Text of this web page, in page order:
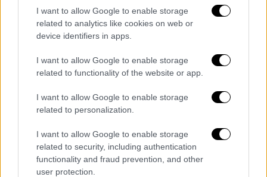
I want to allow Google to enable storage
related to analytics like cookies on web or
device identifiers in apps.
I want to allow Google to enable storage
related to functionality of the website or app.
I want to allow Google to enable storage
related to personalization.
I want to allow Google to enable storage
related to security, including authentication
functionality and fraud prevention, and other
user protection.
παρέχει πλείστα παραδείγματα, από
πολέμους εξαιτίας προσβλητικών ενεργειών
προς τον πατέρα κάποιου, μέχρι μια
εκδικητική επιδρομή όταν ένας πρίγκιπας
σκοτώθηκε ενώ πήγαινε να παντρευτεί μια
ξένη πριγκίπισσα. Όταν ο Όμηρος απέδωσε
την αιτία του Τρωικού Πολέμου σε μια
μιας βασίλισσας, ήταν όντως ακριβής ως
προς την Εποχή του Χαλκού. Αυτό βέβαια
δεν σημαίνει ότι η Ελένη ήταν υπαρκτό